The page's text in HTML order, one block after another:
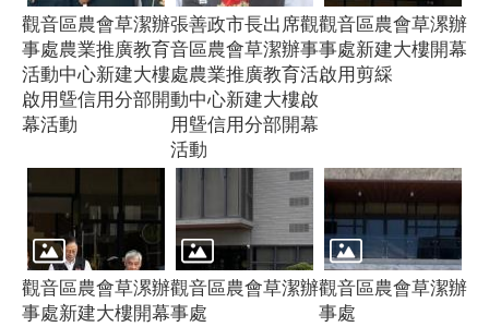
觀音區農會草潔辦
事處農業推廣教育
活動中心新建大樓
啟用曁信用分部開
幕活動
張善政市長出席觀
音區農會草潔辦事
處農業推廣教育活
動中心新建大樓啟
用曁信用分部開幕
活動
觀音區農會草漯辦
事處新建大樓開幕
啟用剪綵
觀音區農會草漯辦
事處新建大樓開幕
觀音區農會草潔辦
事處
觀音區農會草潔辦
事處